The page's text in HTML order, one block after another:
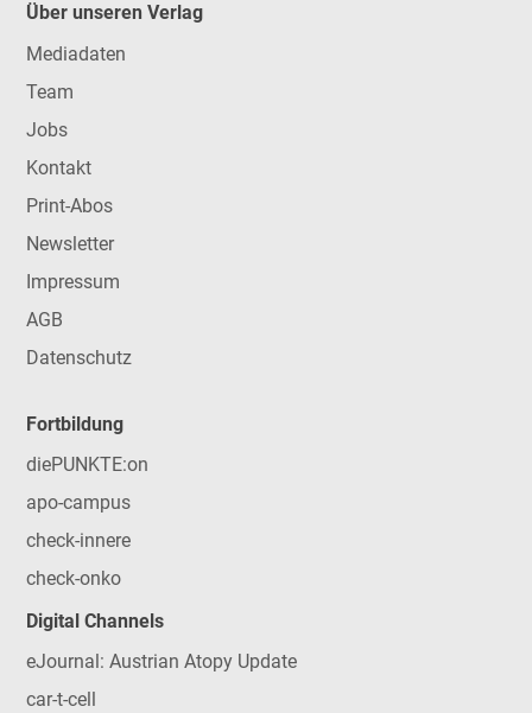
Über unseren Verlag
Mediadaten
Team
Jobs
Kontakt
Print-Abos
Newsletter
Impressum
AGB
Datenschutz
Fortbildung
diePUNKTE:on
apo-campus
check-innere
check-onko
Digital Channels
eJournal: Austrian Atopy Update
car-t-cell